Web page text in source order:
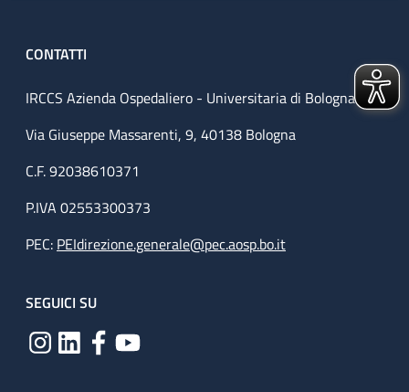
CONTATTI
IRCCS Azienda Ospedaliero - Universitaria di Bologna
Via Giuseppe Massarenti, 9, 40138 Bologna
C.F. 92038610371
P.IVA 02553300373
PEC: PEIdirezione.generale@pec.aosp.bo.it
SEGUICI SU